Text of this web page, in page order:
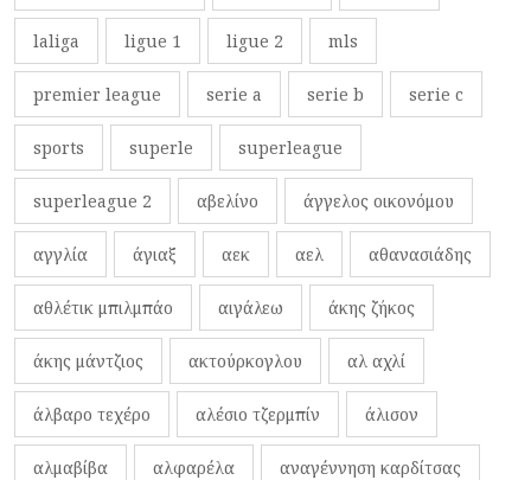
laliga ligue 1 ligue 2 mls
premier league serie a serie b serie c
sports superle superleague
superleague 2 αβελίνο άγγελος οικονόμου
αγγλία άγιαξ αεκ αελ αθανασιάδης
αθλέτικ μπιλμπάο αιγάλεω άκης ζήκος
άκης μάντζιος ακτούρκογλου αλ αχλί
άλβαρο τεχέρο αλέσιο τζερμπίν άλισον
αλμαβίβα αλφαρέλα αναγέννηση καρδίτσας